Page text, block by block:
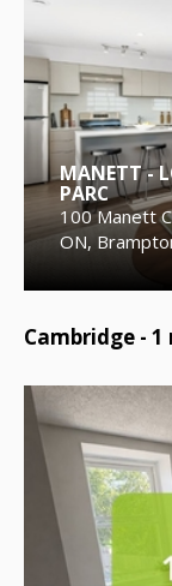
MANETT -
PARC
100 Manett
ON,
Cambridge - 1